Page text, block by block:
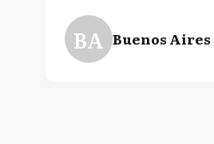
BA Buenos Aires